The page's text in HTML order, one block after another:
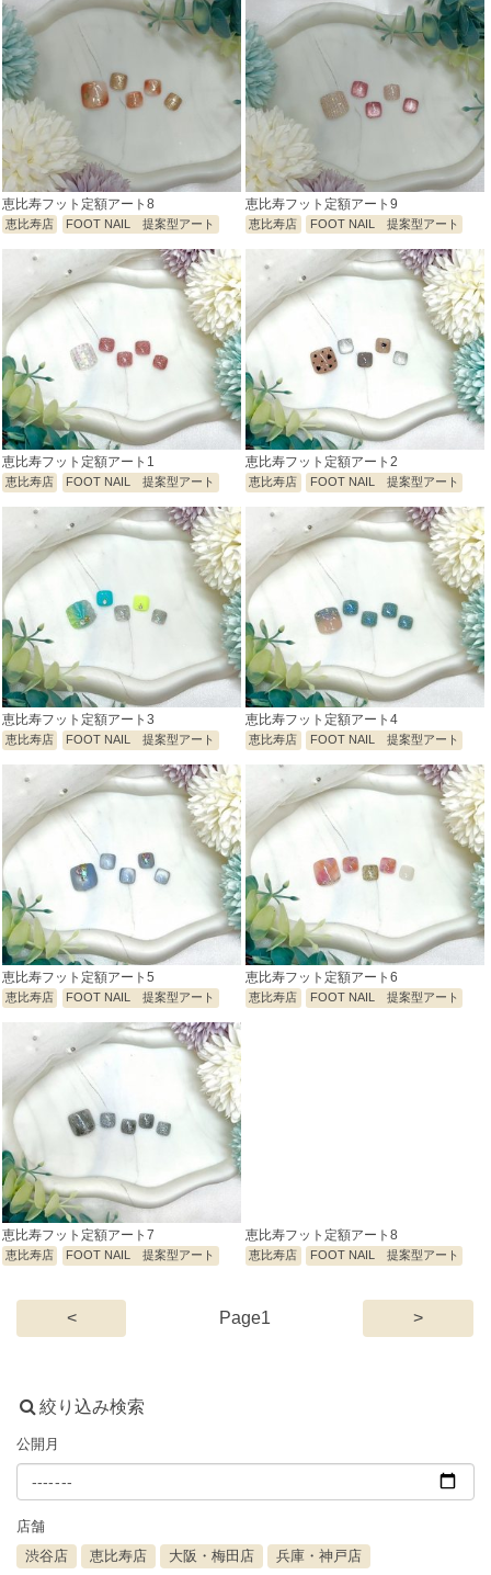
恵比寿フット定額アート8
恵比寿店 FOOT NAIL 提案型アート
恵比寿フット定額アート9
恵比寿店 FOOT NAIL 提案型アート
恵比寿フット定額アート1
恵比寿店 FOOT NAIL 提案型アート
恵比寿フット定額アート2
恵比寿店 FOOT NAIL 提案型アート
恵比寿フット定額アート3
恵比寿店 FOOT NAIL 提案型アート
恵比寿フット定額アート4
恵比寿店 FOOT NAIL 提案型アート
恵比寿フット定額アート5
恵比寿店 FOOT NAIL 提案型アート
恵比寿フット定額アート6
恵比寿店 FOOT NAIL 提案型アート
恵比寿フット定額アート7
恵比寿店 FOOT NAIL 提案型アート
恵比寿フット定額アート8
恵比寿店 FOOT NAIL 提案型アート
< 1 >
絞り込み検索
公開月
店舗
渋谷店
恵比寿店 大阪・梅田店
兵庫・神戸店